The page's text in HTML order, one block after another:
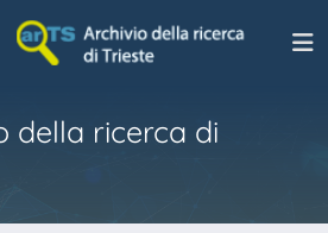
della ricerca di